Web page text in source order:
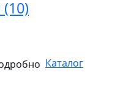
(10)
Каталог